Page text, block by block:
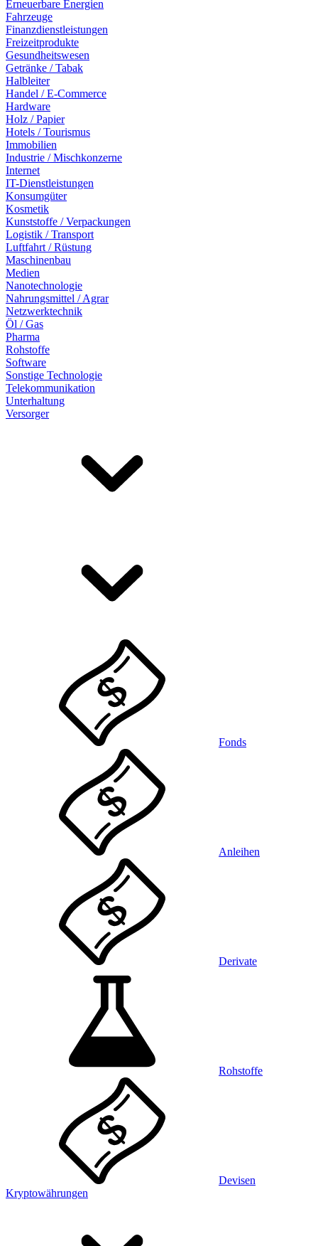
Erneuerbare Energien
Fahrzeuge
Finanzdienstleistungen
Freizeitprodukte
Gesundheitswesen
Getränke / Tabak
Halbleiter
Handel / E-Commerce
Hardware
Holz / Papier
Hotels / Tourismus
Immobilien
Industrie / Mischkonzerne
Internet
IT-Dienstleistungen
Konsumgüter
Kosmetik
Kunststoffe / Verpackungen
Logistik / Transport
Luftfahrt / Rüstung
Maschinenbau
Medien
Nanotechnologie
Nahrungsmittel / Agrar
Netzwerktechnik
Öl / Gas
Pharma
Rohstoffe
Software
Sonstige Technologie
Telekommunikation
Unterhaltung
Versorger
Fonds
Anleihen
Derivate
Rohstoffe
Devisen
Kryptowährungen